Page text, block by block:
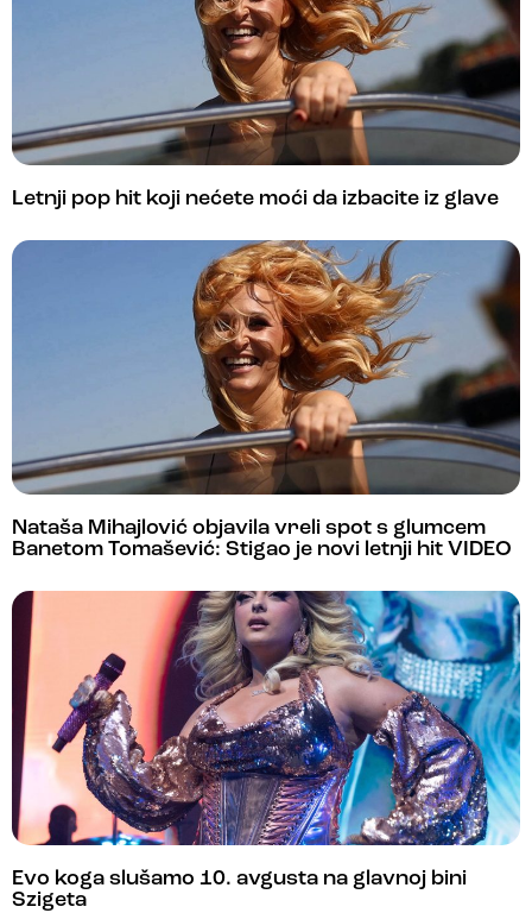
Letnji pop hit koji nećete moći da izbacite iz glave
Nataša Mihajlović objavila vreli spot s glumcem
Banetom Tomašević: Stigao je novi letnji hit VIDEO
Evo koga slušamo 10. avgusta na glavnoj bini
Szigeta